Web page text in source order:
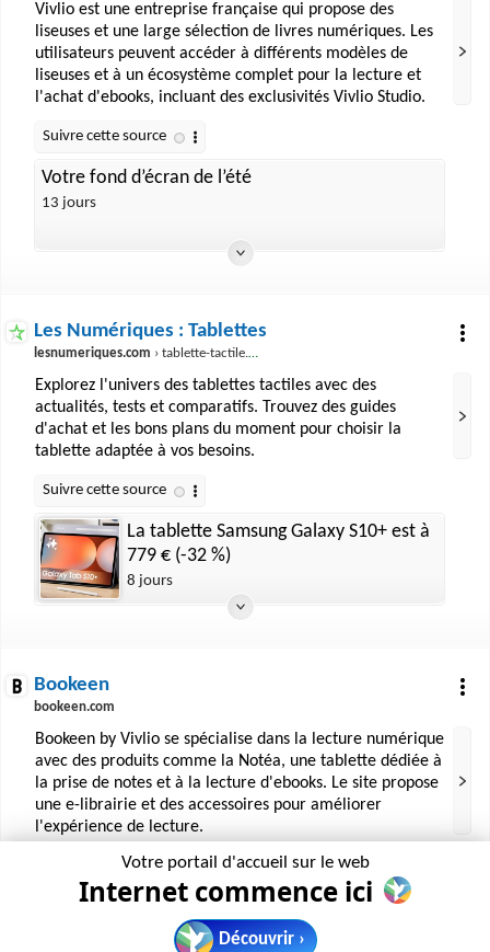
Vivlio est une entreprise française qui propose des
liseuses et une large sélection de livres numériques. Les
utilisateurs peuvent accéder à différents modèles de
liseuses et à un écosystème complet pour la lecture et
l'achat d'ebooks, incluant des exclusivités Vivlio Studio.
Votre fond d’écran de l’été
13 jours
Les Numériques : Tablettes
lesnumeriques.com › tablette-tactile.html
Explorez l'univers des tablettes tactiles avec des
actualités, tests et comparatifs. Trouvez des guides
d'achat et les bons plans du moment pour choisir la
tablette adaptée à vos besoins.
La tablette Samsung Galaxy S10+ est à
779 € (-32 %)
8 jours
Bookeen
bookeen.com
Bookeen by Vivlio se spécialise dans la lecture numérique
avec des produits comme la Notéa, une tablette dédiée à
la prise de notes et à la lecture d'ebooks. Le site propose
une e-librairie et des accessoires pour améliorer
l'expérience de lecture.
Tablet-News.com
Votre portail d'accueil sur le web
Internet commence ici
Découvrir ›